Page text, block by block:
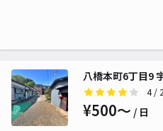
八橋本町6丁目9
4/
¥500〜 / 日